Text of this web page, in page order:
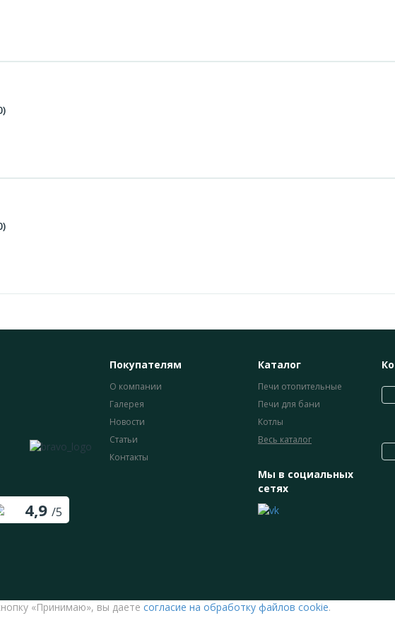
4,9/5
Покупателям
О компании
Галерея
Новости
Статьи
Контакты
Каталог
Печи отопительные
Печи для бани
Котлы
Весь каталог
Мы в социальных
сетях
«Принимаю», вы даете согласие на обработку файлов cookie.